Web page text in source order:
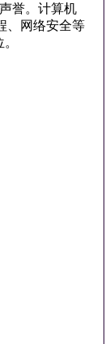
誉。计算机
、网络安全等